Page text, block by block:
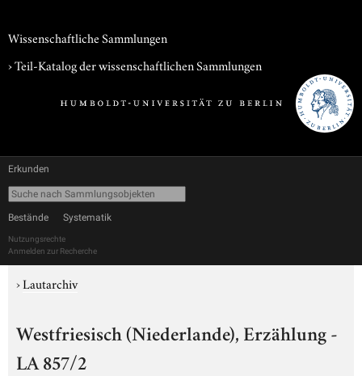
Wissenschaftliche Sammlungen
› Teil-Katalog der wissenschaftlichen Sammlungen
Erkunden
Bestände Systematik
Nutzungsrechte
Anmelden zur Recherche
›Lautarchiv
Westfriesisch (Niederlande), Erzählung -
LA 857/2